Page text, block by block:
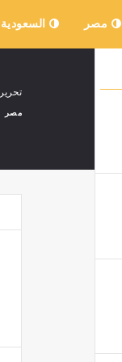
مصر السعودية
تحرير 2700 محضر تمويني خلال حملات رقابية بالبحيرة
مصر